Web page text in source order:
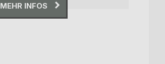
MEHR INFOS